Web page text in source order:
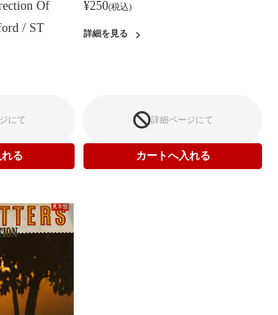
Of
/ ST
にて
¥250(税込)
詳細を見る
詳細ページにて